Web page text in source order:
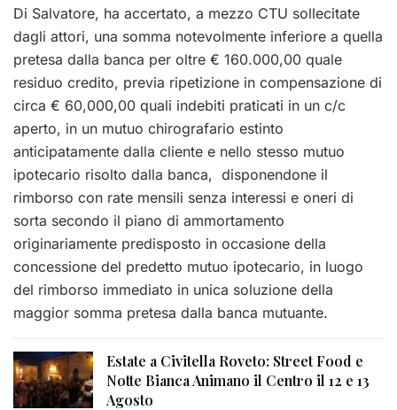
Di Salvatore, ha accertato, a mezzo CTU sollecitate
dagli attori, una somma notevolmente inferiore a quella
pretesa dalla banca per oltre € 160.000,00 quale
residuo credito, previa ripetizione in compensazione di
circa € 60,000,00 quali indebiti praticati in un c/c
aperto, in un mutuo chirografario estinto
anticipatamente dalla cliente e nello stesso mutuo
ipotecario risolto dalla banca, disponendone il
rimborso con rate mensili senza interessi e oneri di
sorta secondo il piano di ammortamento
originariamente predisposto in occasione della
concessione del predetto mutuo ipotecario, in luogo
del rimborso immediato in unica soluzione della
maggior somma pretesa dalla banca mutuante.
Estate a Civitella Roveto: Street Food e
Notte Bianca Animano il Centro il 12 e 13
Agosto